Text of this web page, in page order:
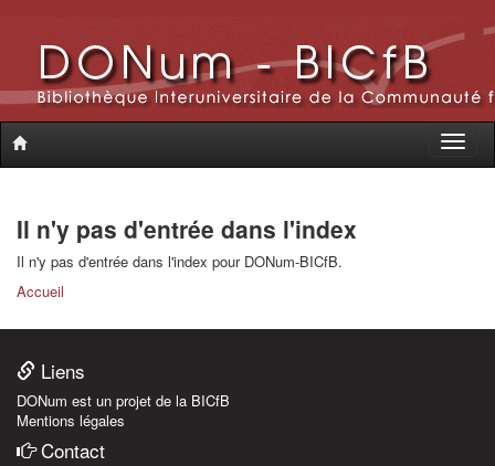
Toggle
Il n'y pas d'entrée dans l'index
Il n'y pas d'entrée dans l'index pour DONum-BICfB.
Accueil
Liens
DONum est un projet de la BICfB
Mentions légales
Contact